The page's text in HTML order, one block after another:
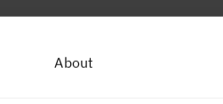
About